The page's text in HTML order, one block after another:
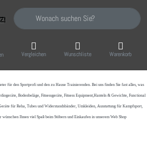
Geben Sie einen Suchbegriff ein. Während
Vergleichen Wunschliste Warenkorb
für den Sportprofi und den zu Hause Trainierenden. Bei uns finden Sie fast alles, was
Bodenbeläge, Fitnessgeräte, Fitness Equipment,Hanteln & Gewichte, Functional
für Reha, Tubes und Widerstandsbänder, Umkleiden, Ausstattung für Kampfsport,
Ihnen viel Spaß beim Stöbern und Einkaufen in unserem Web Shop